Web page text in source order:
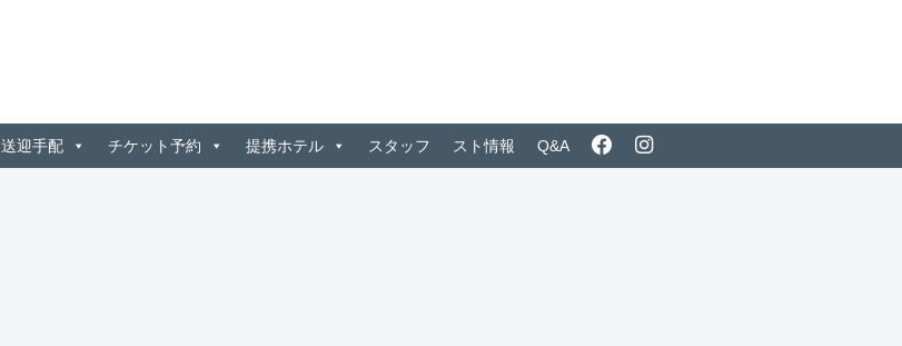
送迎手配 チケット予約 提携ホテル スタッフ スト情報 Q&A